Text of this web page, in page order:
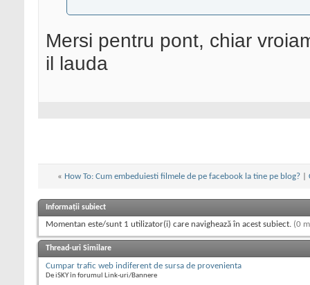
Mersi pentru pont, chiar
il lauda
« How To: Cum embeduiesti filmele de pe facebook la tine pe blog?|
Informații subiect
Momentan este/sunt 1 utilizator(i) care navighează în acest subiect. (0
Thread-uri Similare
Cumpar trafic web indiferent de sursa de provenienta
De iSKY în forumul Link-uri/Bannere